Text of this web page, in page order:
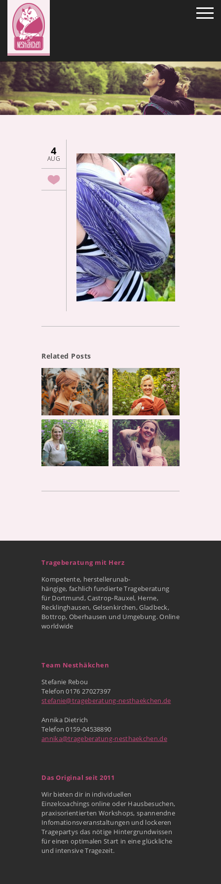
4
AUG
Related Posts
Trageberatung mit Herz
Kompetente, herstellerunab-
hängige, fachlich fundierte Trageberatung
für Dortmund, Castrop-Rauxel, Herne,
Recklinghausen, Gelsenkirchen, Gladbeck,
Bottrop, Oberhausen und Umgebung. Online
worldwide
Team Nesthäkchen
Stefanie Rebou
Telefon 0176 27027397
stefanie@trageberatung-nesthaekchen.de
Annika Dietrich
Telefon 0159-04538890
annika@trageberatung-nesthaekchen.de
Das Original seit 2011
Wir bieten dir in individuellen
Einzelcoachings online oder Hausbesuchen,
praxisorientierten Workshops, spannendne
Infomationsveranstaltungen und lockeren
Tragepartys das nötige Hintergrundwissen
für einen optimalen Start in eine glückliche
und intensive Tragezeit.